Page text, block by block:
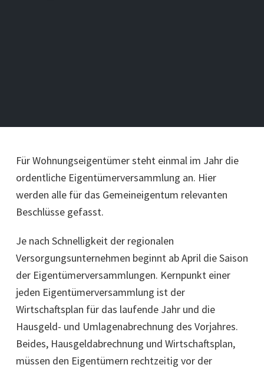
Für Wohnungseigentümer steht einmal im Jahr die
ordentliche Eigentümerversammlung an. Hier
werden alle für das Gemeineigentum relevanten
Beschlüsse gefasst.
Je nach Schnelligkeit der regionalen
Versorgungsunternehmen beginnt ab April die Saison
der Eigentümerversammlungen. Kernpunkt einer
jeden Eigentümerversammlung ist der
Wirtschaftsplan für das laufende Jahr und die
Hausgeld- und Umlagenabrechnung des Vorjahres.
Beides, Hausgeldabrechnung und Wirtschaftsplan,
müssen den Eigentümern rechtzeitig vor der